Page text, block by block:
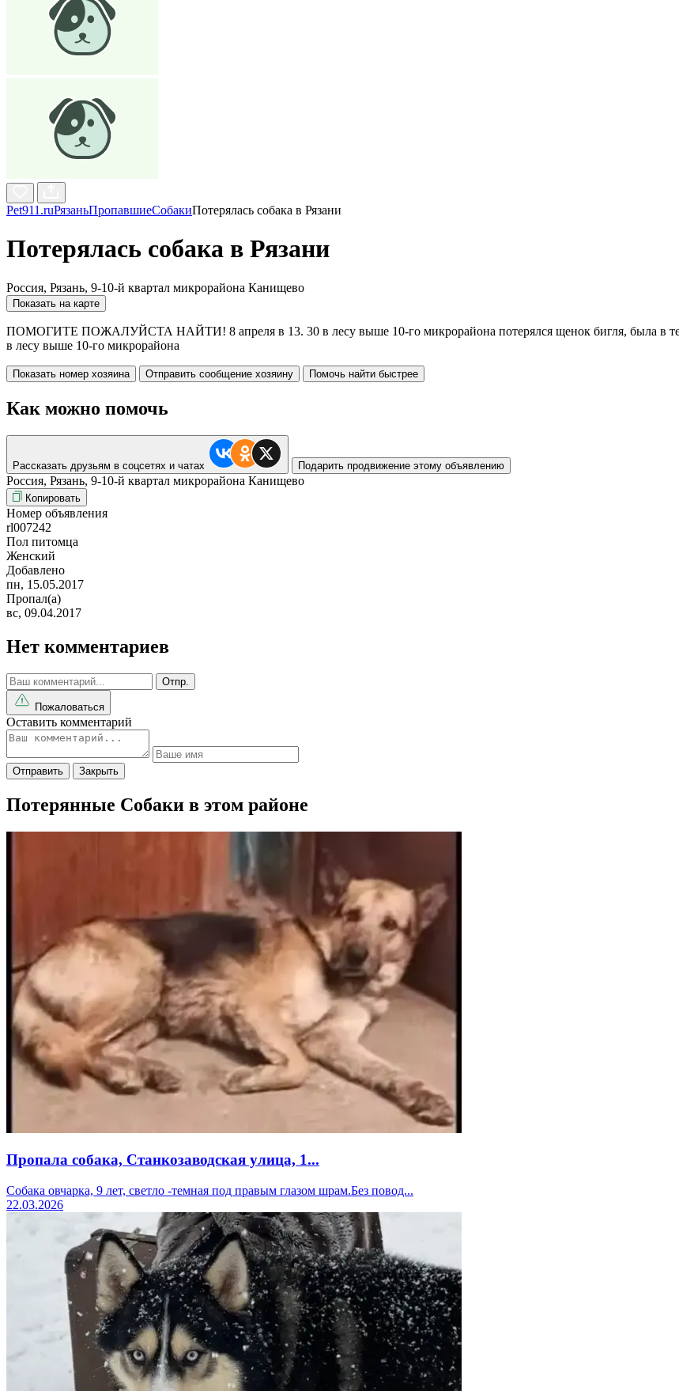
Pet911.ruРязаньПропавшиеСобакиПотерялась собака в Рязани
Потерялась собака в Рязани
Россия, Рязань, 9-10-й квартал микрорайона Канищево
Показать на карте
ПОМОГИТЕ ПОЖАЛУЙСТА НАЙТИ! 8 апреля в 13. 30 в лесу выше 10-го микрорайона потерялся щенок бигля, была в
в лесу выше 10-го микрорайона
Показать номер хозяина Отправить сообщение хозяину Помочь найти быстрее
Как можно помочь
Рассказать друзьям в соцсетях и чатах Подарить продвижение этому объявлению
Россия, Рязань, 9-10-й квартал микрорайона Канищево
Копировать
Номер объявления
rl007242
Пол питомца
Женский
Добавлено
пн, 15.05.2017
Пропал(а)
вс, 09.04.2017
Нет комментариев
Отпр.
Пожаловаться
Оставить комментарий
Отправить Закрыть
Потерянные Собаки в этом районе
Пропала собака, Станкозаводская улица, 1...
Собака овчарка, 9 лет, светло -темная под правым глазом шрам.Без повод...
22.03.2026